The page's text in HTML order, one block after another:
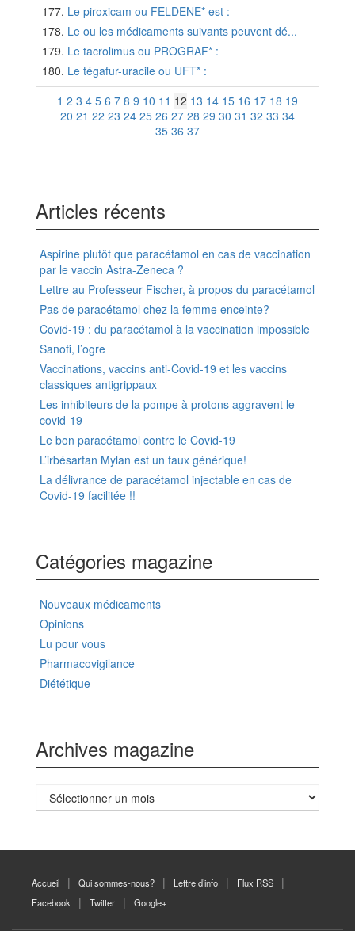
Le piroxicam ou FELDENE* est :
Le ou les médicaments suivants peuvent dé...
Le tacrolimus ou PROGRAF* :
Le tégafur-uracile ou UFT* :
1 2 3 4 5 6 7 8 9 10 11 12 13 14 15 16 17 18 19
20 21 22 23 24 25 26 27 28 29 30 31 32 33 34
35 36 37
Articles récents
Aspirine plutôt que paracétamol en cas de vaccination
par le vaccin Astra-Zeneca ?
Lettre au Professeur Fischer, à propos du paracétamol
Pas de paracétamol chez la femme enceinte?
Covid-19 : du paracétamol à la vaccination impossible
Sanofi, l’ogre
Vaccinations, vaccins anti-Covid-19 et les vaccins
classiques antigrippaux
Les inhibiteurs de la pompe à protons aggravent le
covid-19
Le bon paracétamol contre le Covid-19
L’irbésartan Mylan est un faux générique!
La délivrance de paracétamol injectable en cas de
Covid-19 facilitée !!
Catégories magazine
Nouveaux médicaments
Opinions
Lu pour vous
Pharmacovigilance
Diététique
Archives magazine
Archives
magazine
Accueil Qui sommes-nous? Lettre d’info
Flux RSS
Facebook
Twitter Google+